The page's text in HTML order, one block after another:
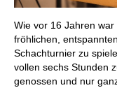
Wie vor 16 Jahren
fröhlichen,
Schachturnier zu
vollen sechs Stunden
genossen und nur